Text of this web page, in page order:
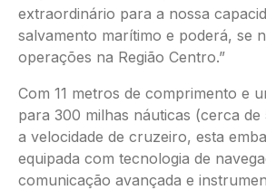
extraordinário para a nossa
salvamento marítimo e poderá, se
operações na Região Centro.”
Com 11 metros de comprimento e
para 300 milhas náuticas (cerca
a velocidade de cruzeiro, esta
equipada com tecnologia de
comunicação avançada e